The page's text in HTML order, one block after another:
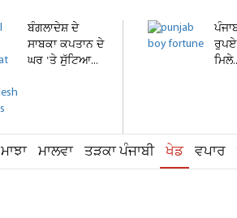
ਬੰਗਲਾਦੇਸ਼ ਦੇ
ਸਾਬਕਾ ਕਪਤਾਨ ਦੇ
ਘਰ 'ਤੇ ਸੁੱਟਿਆ...
ਮਾਝਾ ਮਾਲਵਾ ਤੜਕਾ ਪੰਜਾਬੀ ਖੇਡ ਵਪਾਰ